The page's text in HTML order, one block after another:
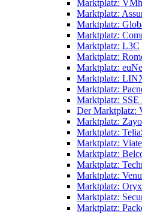
Marktplatz:
Marktplatz:
Marktplatz:
Marktplatz:
Marktplatz: L3C
Marktplatz:
Marktplatz:
Marktplatz:
Marktplatz:
Marktplatz: SSE
Der Marktplatz:
Marktplatz: Zayo
Marktplatz:
Marktplatz:
Marktplatz:
Marktplatz:
Marktplatz:
Marktplatz:
Marktplatz:
Marktplatz: